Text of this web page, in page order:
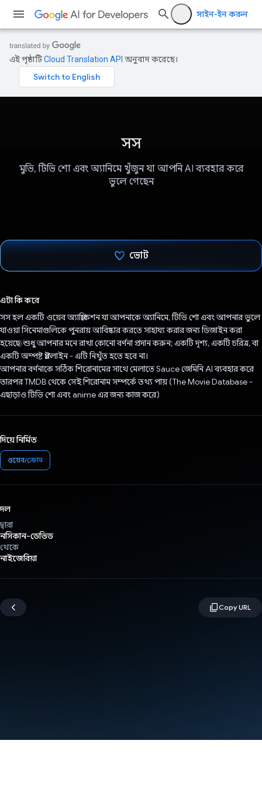
সাইন-ইন করুন
এই পৃষ্ঠাটিCloud Translation API অনুবাদ করেছে।
সস
মুভি, টিভি শো এবং অ্যানিমে খুঁজুন যা আপনি AI ব্যবহার করে
ভুলে গেছেন
ভোট
এটা কি করে
সস হল একটি ওয়েব অ্যাপ্লিকেশন যা আপনাকে অ্যানিমে, টিভি শো এবং আপনার ভুলে
যাওয়া সিনেমাগুলিকে পুনরায় আবিষ্কার করতে সাহায্য করার জন্য ডিজাইন করা
হয়েছে৷ শুধু আপনার মনে রাখা কোনো বর্ণনা প্রদান করুন; একটি দৃশ্য, একটি চরিত্র, বা
একটি অস্পষ্ট প্লটলাইন - এটি নিখুঁত হতে হবে না।
আপনার বর্ণনাকে সঠিক শিরোনামের সাথে মেলাতে Sauce জেমিনি AI ব্যবহার করে
তারপর TMDB থেকে সেই শিরোনাম সম্পর্কে তথ্য পায় (The Movie Database -
এছাড়াও টিভি শো এবং anime এর জন্য কাজ করে)
দিয়ে নির্মিত
ওয়েব/ক্রোম
দল
দ্বারা
নসিকান-ডেভিড
থেকে
নাইজেরিয়া